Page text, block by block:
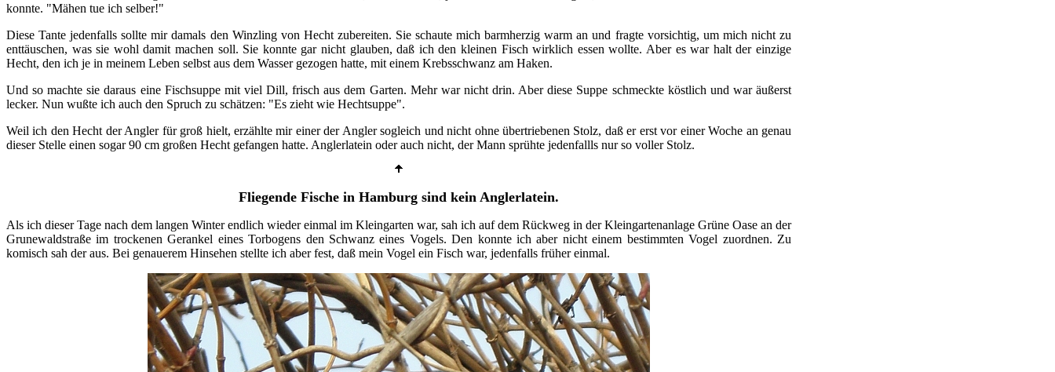
konnte. "Mähen tue ich selber!"
Diese Tante jedenfalls sollte mir damals den Winzling von Hecht zubereiten. Sie schaute mich barmherzig warm an und fragte vorsichtig, um mich nicht zu
enttäuschen, was sie wohl damit machen soll. Sie konnte gar nicht glauben, daß ich den kleinen Fisch wirklich essen wollte. Aber es war halt der einzige
Hecht, den ich je in meinem Leben selbst aus dem Wasser gezogen hatte, mit einem Krebsschwanz am Haken.
Und so machte sie daraus eine Fischsuppe mit viel Dill, frisch aus dem Garten. Mehr war nicht drin. Aber diese Suppe schmeckte köstlich und war äußerst
lecker. Nun wußte ich auch den Spruch zu schätzen: "Es zieht wie Hechtsuppe".
Weil ich den Hecht der Angler für groß hielt, erzählte mir einer der Angler sogleich und nicht ohne übertriebenen Stolz, daß er erst vor einer Woche an genau
dieser Stelle einen sogar 90 cm großen Hecht gefangen hatte. Anglerlatein oder auch nicht, der Mann sprühte jedenfallls nur so voller Stolz.
Fliegende Fische in Hamburg sind kein Anglerlatein.
Als ich dieser Tage nach dem langen Winter endlich wieder einmal im Kleingarten war, sah ich auf dem Rückweg in der Kleingartenanlage Grüne Oase an der
Grunewaldstraße im trockenen Gerankel eines Torbogens den Schwanz eines Vogels. Den konnte ich aber nicht einem bestimmten Vogel zuordnen. Zu
komisch sah der aus. Bei genauerem Hinsehen stellte ich aber fest, daß mein Vogel ein Fisch war, jedenfalls früher einmal.